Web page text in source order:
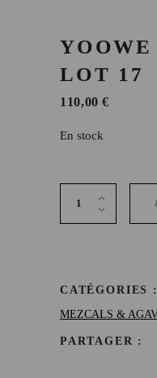
LOT 17
110,00€
En stock
Yoowe Bacanora
CATÉGORIES :
MEZCALS &
PARTAGER :